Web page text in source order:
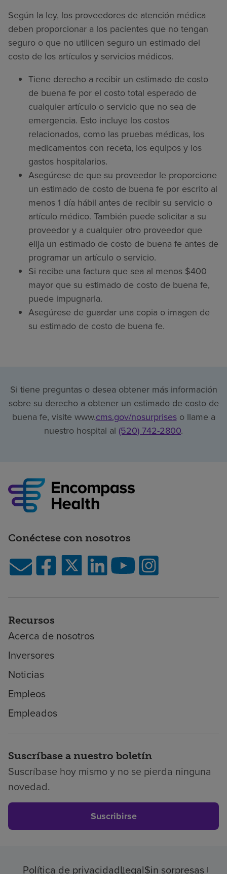
Según la ley, los proveedores de atención médica
deben proporcionar a los pacientes que no tengan
seguro o que no utilicen seguro un estimado del
costo de los artículos y servicios médicos.
Tiene derecho a recibir un estimado de costo
de buena fe por el costo total esperado de
cualquier artículo o servicio que no sea de
emergencia. Esto incluye los costos
relacionados, como las pruebas médicas, los
medicamentos con receta, los equipos y los
gastos hospitalarios.
Asegúrese de que su proveedor le proporcione
un estimado de costo de buena fe por escrito al
menos 1 día hábil antes de recibir su servicio o
artículo médico. También puede solicitar a su
proveedor y a cualquier otro proveedor que
elija un estimado de costo de buena fe antes de
programar un artículo o servicio.
Si recibe una factura que sea al menos $400
mayor que su estimado de costo de buena fe,
puede impugnarla.
Asegúrese de guardar una copia o imagen de
su estimado de costo de buena fe.
Si tiene preguntas o desea obtener más información
sobre su derecho a obtener un estimado de costo de
buena fe, visite www.cms.gov/nosurpriseso llame a
nuestro hospital al (520) 742-2800.
Conéctese con nosotros
Recursos
Acerca de nosotros
Inversores
Noticias
Empleos
Empleados
Suscríbase a nuestro boletín
Suscríbase hoy mismo y no se pierda ninguna
novedad.
Suscribirse
Política de privacidadLegalSin sorpresas